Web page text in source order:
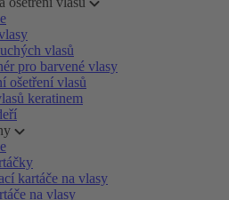
vlasů
pro barvené vlasy
ošetření vlasů
keratinem
kartáče na vlasy
na vlasy